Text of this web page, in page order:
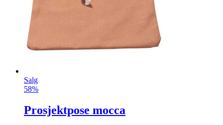
Salg
58%
Prosjektpose mocca